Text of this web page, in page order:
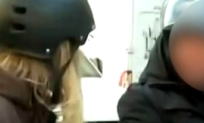
Actualité
Ecologie